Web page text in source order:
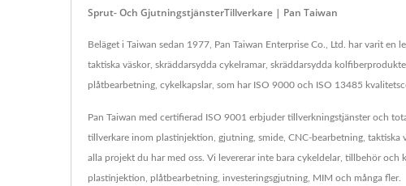
Sprut- Och GjutningstjänsterTillverkare | Pan Taiwan
Beläget i Taiwan sedan 1977, Pan Taiwan Enterprise Co., Ltd. har varit
taktiska väskor, skräddarsydda cykelramar, skräddarsydda
plåtbearbetning, cykelkapslar, som har ISO 9000 och ISO 13485
Pan Taiwan med certifierad ISO 9001 erbjuder tillverkningstjänster och
tillverkare inom plastinjektion, gjutning, smide, CNC-bearbetning,
alla projekt du har med oss. Vi levererar inte bara cykeldelar, tillbehör
plastinjektion, plåtbearbetning, investeringsgjutning, MIM och många fler.